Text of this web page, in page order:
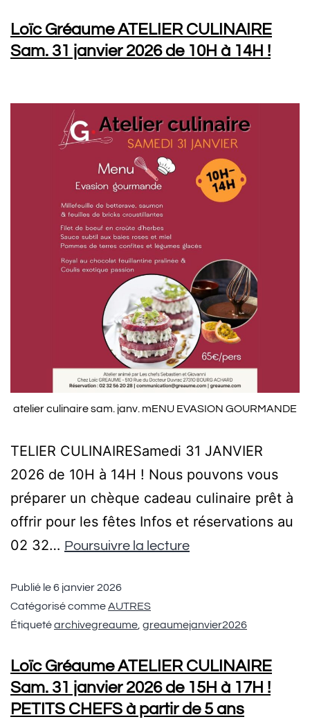
Loïc Gréaume ATELIER CULINAIRE
Sam. 31 janvier 2026 de 10H à 14H !
atelier culinaire sam. janv. mENU EVASION GOURMANDE
TELIER CULINAIRESamedi 31 JANVIER
2026 de 10H à 14H ! Nous pouvons vous
préparer un chèque cadeau culinaire prêt à
offrir pour les fêtes Infos et réservations au
02 32… Poursuivre la lecture
Publié le6 janvier 2026
Catégorisé commeAUTRES
Étiquetéarchivegreaume, greaumejanvier2026
Loïc Gréaume ATELIER CULINAIRE
Sam. 31 janvier 2026 de 15H à 17H !
PETITS CHEFS à partir de 5 ans